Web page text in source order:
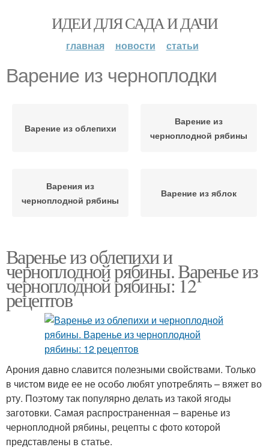
ИДЕИ ДЛЯ САДА И ДАЧИ
главная новости статьи
Варение из черноплодки
Варение из облепихи
Варение из
черноплодной рябины
Варения из
черноплодной рябины
Варение из яблок
Варенье из облепихи и
черноплодной рябины. Варенье из
черноплодной рябины: 12
рецептов
Арония давно славится полезными свойствами. Только
в чистом виде ее не особо любят употреблять – вяжет во
рту. Поэтому так популярно делать из такой ягоды
заготовки. Самая распространенная – варенье из
черноплодной рябины, рецепты с фото которой
представлены в статье.